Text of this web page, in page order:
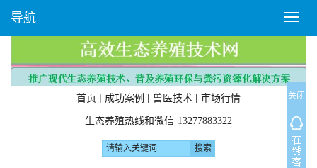
T
o
g
l
e
n
a
v
i
导航
首页 | 成功案例 | 兽医技术 | 市场行情
生态养殖热线和微信 13277883322
关闭